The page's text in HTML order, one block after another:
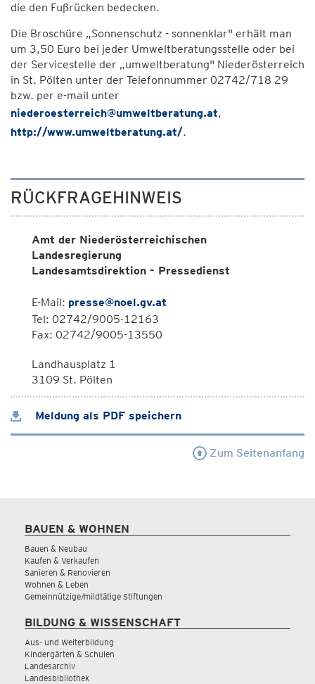
die den Fußrücken bedecken.
Die Broschüre „Sonnenschutz - sonnenklar" erhält man
um 3,50 Euro bei jeder Umweltberatungsstelle oder bei
der Servicestelle der „umweltberatung" Niederösterreich
in St. Pölten unter der Telefonnummer 02742/718 29
bzw. per e-mail unter
niederoesterreich@umweltberatung.at,
http://www.umweltberatung.at/.
RÜCKFRAGEHINWEIS
Amt der Niederösterreichischen
Landesregierung
Landesamtsdirektion - Pressedienst
E-Mail: presse@noel.gv.at
Tel: 02742/9005-12163
Fax: 02742/9005-13550
Landhausplatz 1
3109 St. Pölten
Meldung als PDF speichern
Zum Seitenanfang
BAUEN & WOHNEN
Bauen & Neubau
Kaufen & Verkaufen
Sanieren & Renovieren
Wohnen & Leben
Gemeinnützige/mildtätige Stiftungen
BILDUNG & WISSENSCHAFT
Aus- und Weiterbildung
Kindergärten & Schulen
Landesarchiv
Landesbibliothek